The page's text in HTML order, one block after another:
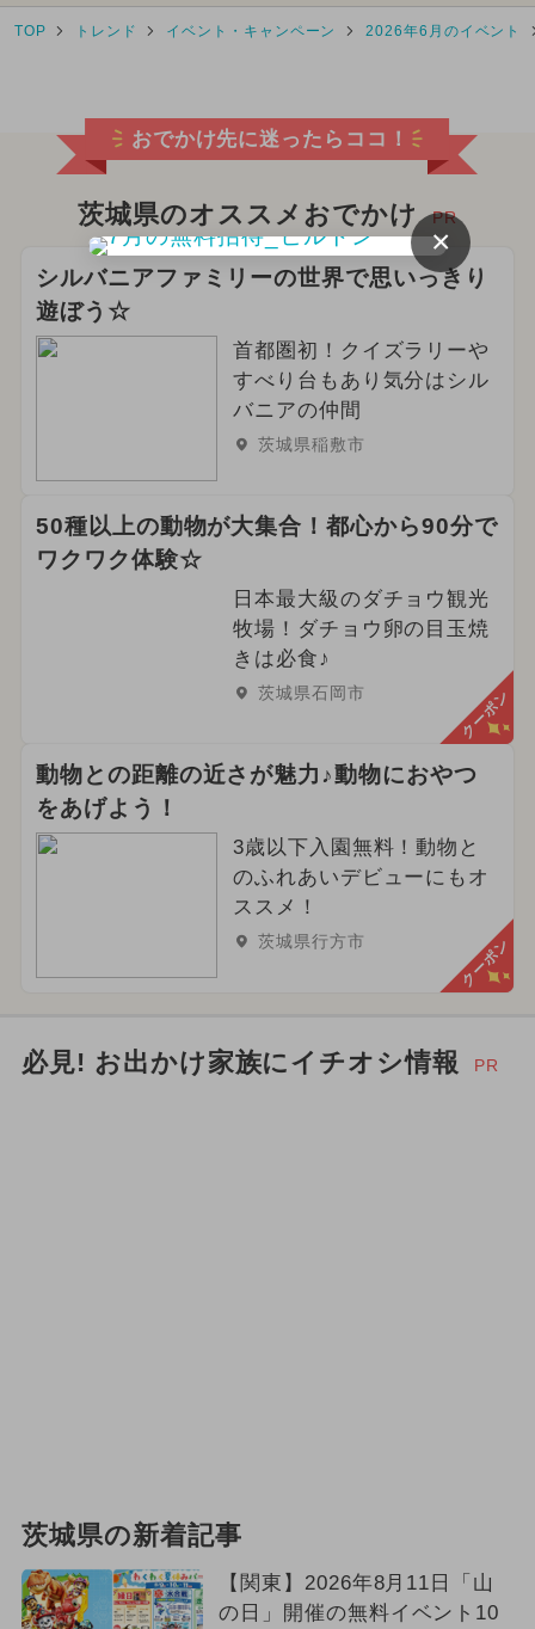
2025年2月のイベント
2026年2月のイベント
2024年5月のイベント
2025年5月のイベント
2026年6月のイベント
2024年4月のイベント
2025年8月のイベント
2025年9月のイベント
2024年8月のイベント
2024年9月のイベント
2024年12月のイベント
都民の日・県民の日・市民の日
2025年1月のイベント
イルミネーション
2024年3月のイベント
2025年7月のイベント
ご当地グルメ・限定メニュー
TOP トレンド イベント・キャンペーン 2026年6月のイベント
おでかけ先に迷ったらココ！
茨城県のオススメおでかけ PR
シルバニアファミリーの世界で思いっきり
遊ぼう☆
首都圏初！クイズラリーや
すべり台もあり気分はシル
バニアの仲間
茨城県稲敷市
50種以上の動物が大集合！都心から90分で
ワクワク体験☆
日本最大級のダチョウ観光
牧場！ダチョウ卵の目玉焼
きは必食♪
茨城県石岡市 クーポン
動物との距離の近さが魅力♪動物におやつ
をあげよう！
3歳以下入園無料！動物と
のふれあいデビューにもオ
ススメ！
茨城県行方市 クーポン
必見! お出かけ家族にイチオシ情報 PR
茨城県の新着記事
【関東】2026年8月11日「山
の日」開催の無料イベント10
×